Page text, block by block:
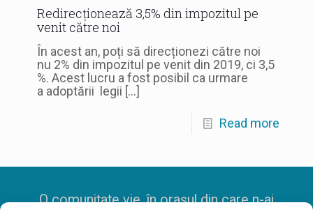
Redirecționează 3,5% din impozitul pe
venit către noi
În acest an, poți să direcționezi către noi
nu 2% din impozitul pe venit din 2019, ci 3,5
%. Acest lucru a fost posibil ca urmare
a adoptării legii […]
Read more
O comunitate vie, în orașul din care n-ai